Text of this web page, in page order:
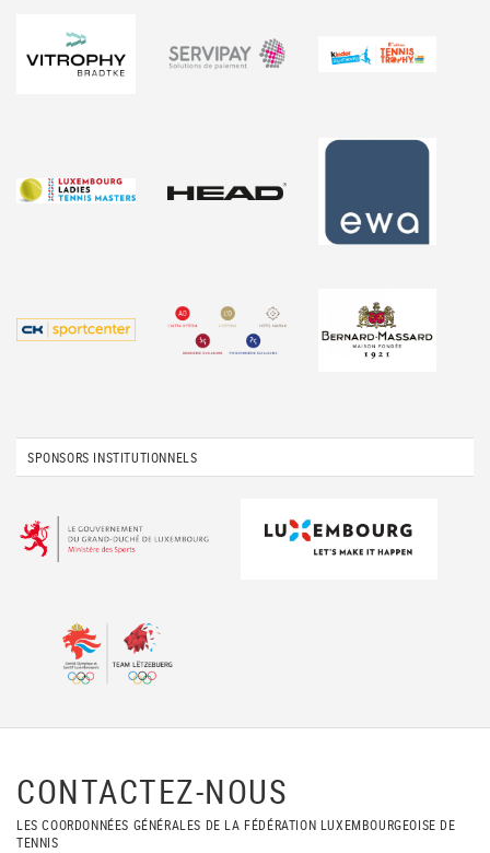
SPONSORS INSTITUTIONNELS
CONTACTEZ-NOUS
LES COORDONNÉES GÉNÉRALES DE LA FÉDÉRATION LUXEMBOURGEOISE DE
TENNIS